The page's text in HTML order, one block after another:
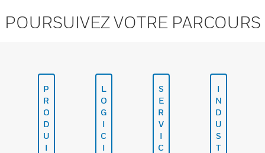
POURSUIVEZ VOTRE PARCOURS
P
R
O
D
U
I
L
O
G
I
C
I
S
E
R
V
I
C
I
N
D
U
S
T